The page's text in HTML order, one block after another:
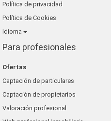
Política de privacidad
Política de Cookies
Idioma
Para profesionales
Ofertas
Captación de particulares
Captación de propietarios
Valoración profesional